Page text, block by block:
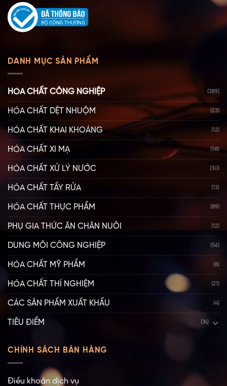
DANH MỤC SẢN PHẨM
HÓA CHẤT CÔNG NGHIỆP (389)
HÓA CHẤT DỆT NHUỘM (23)
HÓA CHẤT KHAI KHOÁNG (12)
HÓA CHẤT XI MẠ (58)
HÓA CHẤT XỬ LÝ NƯỚC (30)
HÓA CHẤT TẨY RỬA (13)
HÓA CHẤT THỰC PHẨM (89)
PHỤ GIA THỨC ĂN CHĂN NUÔI (12)
DUNG MÔI CÔNG NGHIỆP (56)
HÓA CHẤT MỸ PHẨM (8)
HÓA CHẤT THÍ NGHIỆM (21)
CÁC SẢN PHẨM XUẤT KHẨU (4)
TIÊU ĐIỂM (74)
CHÍNH SÁCH BÁN HÀNG
Điều khoản dịch vụ